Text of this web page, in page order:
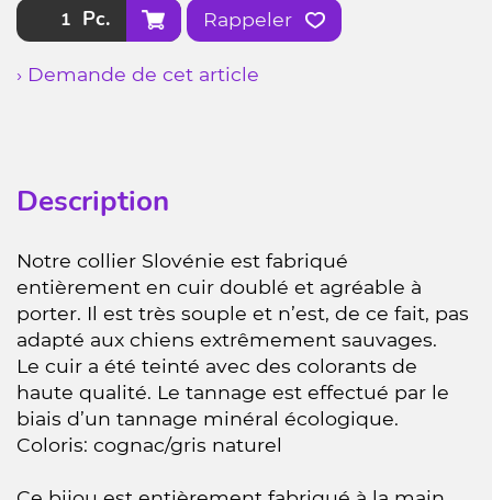
Pc. Rappeler
› Demande de cet article
Description
Notre collier Slovénie est fabriqué
entièrement en cuir doublé et agréable à
porter. Il est très souple et n’est, de ce fait, pas
adapté aux chiens extrêmement sauvages.
Le cuir a été teinté avec des colorants de
haute qualité. Le tannage est effectué par le
biais d’un tannage minéral écologique.
Coloris: cognac/gris naturel